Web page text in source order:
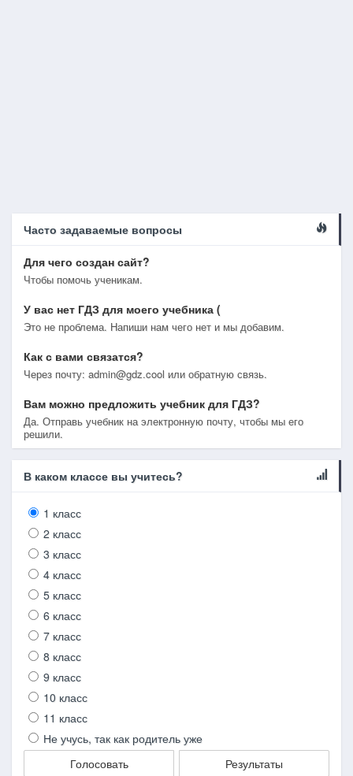
Часто задаваемые вопросы
Для чего создан сайт?
Чтобы помочь ученикам.
У вас нет ГДЗ для моего учебника (
Это не проблема. Напиши нам чего нет и мы добавим.
Как с вами связатся?
Через почту: admin@gdz.cool или обратную связь.
Вам можно предложить учебник для ГДЗ?
Да. Отправь учебник на электронную почту, чтобы мы его
решили.
В каком классе вы учитесь?
1 класс
2 класс
3 класс
4 класс
5 класс
6 класс
7 класс
8 класс
9 класс
10 класс
11 класс
Не учусь, так как родитель уже
Голосовать
Результаты